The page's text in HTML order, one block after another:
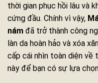
thời gian phục hồi lâu và
cứng đầu. Chính vì vậy,
nám đã trở thành công
làn da hoàn hảo và xóa
cấp cái nhìn toàn diện
này để bạn có sự lựa